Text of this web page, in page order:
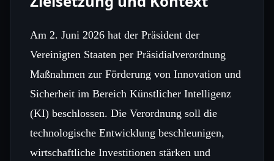
Am 2. Juni 2026 hat der Präsident der
Vereinigten Staaten per Präsidialverordnung
Maßnahmen zur Förderung von Innovation und
Sicherheit im Bereich Künstlicher Intelligenz
(KI) beschlossen. Die Verordnung soll die
technologische Entwicklung beschleunigen,
wirtschaftliche Investitionen stärken und